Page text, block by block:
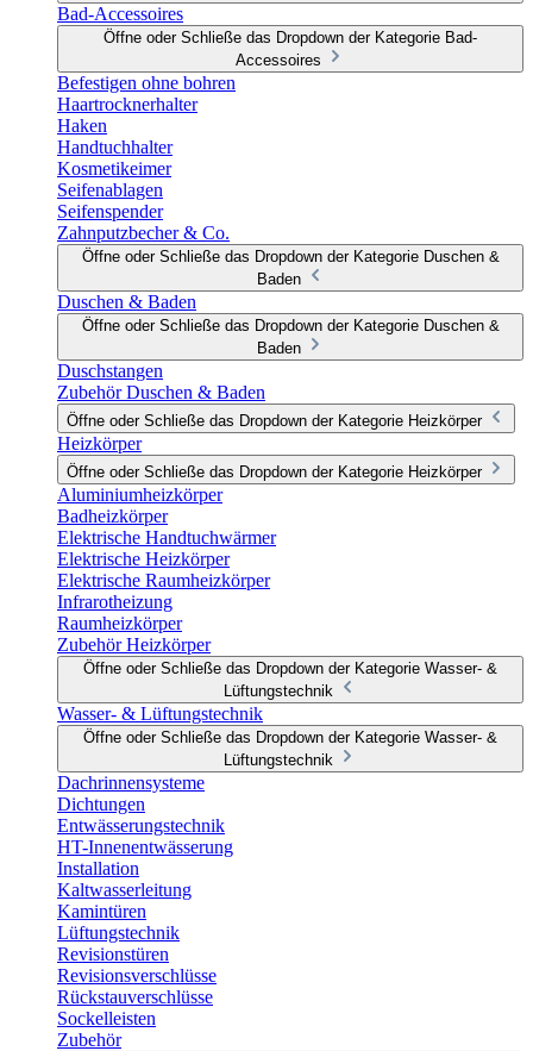
Bad-Accessoires
Öffne oder Schließe das Dropdown der Kategorie Bad-
Accessoires
Befestigen ohne bohren
Haartrocknerhalter
Haken
Handtuchhalter
Kosmetikeimer
Seifenablagen
Seifenspender
Zahnputzbecher & Co.
Öffne oder Schließe das Dropdown der Kategorie Duschen &
Baden
Duschen & Baden
Öffne oder Schließe das Dropdown der Kategorie Duschen &
Baden
Duschstangen
Zubehör Duschen & Baden
Öffne oder Schließe das Dropdown der Kategorie Heizkörper
Heizkörper
Öffne oder Schließe das Dropdown der Kategorie Heizkörper
Aluminiumheizkörper
Badheizkörper
Elektrische Handtuchwärmer
Elektrische Heizkörper
Elektrische Raumheizkörper
Infrarotheizung
Raumheizkörper
Zubehör Heizkörper
Öffne oder Schließe das Dropdown der Kategorie Wasser- &
Lüftungstechnik
Wasser- & Lüftungstechnik
Öffne oder Schließe das Dropdown der Kategorie Wasser- &
Lüftungstechnik
Dachrinnensysteme
Dichtungen
Entwässerungstechnik
HT-Innenentwässerung
Installation
Kaltwasserleitung
Kamintüren
Lüftungstechnik
Revisionstüren
Revisionsverschlüsse
Rückstauverschlüsse
Sockelleisten
Zubehör